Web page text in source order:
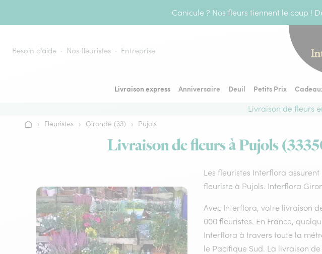
Canicule ? Nos fleurs tiennent le coup !
Besoin d’aide Nos fleuristes Entreprise
Livraison express Anniversaire Deuil Petits Prix
Livraison de fleurs
Accueil
› Fleuristes › Gironde (33) › Pujols
Livraison de fleurs à Pujols
Les fleuristes Interflora
fleuriste à Pujols. Interflora
Avec Interflora, votre livraison
000 fleuristes. En France,
Interflora à travers toute la
le Pacifique Sud. La livraison